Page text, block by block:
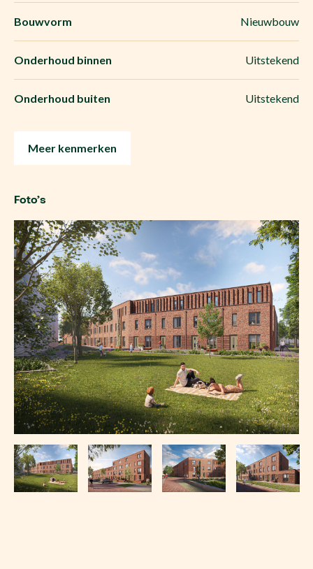
Bouwvorm Nieuwbouw
Onderhoud binnen Uitstekend
Onderhoud buiten Uitstekend
Meer kenmerken
Foto’s